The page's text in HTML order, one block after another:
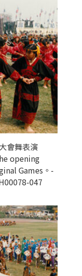
會舞表演
opening
Games。-
047